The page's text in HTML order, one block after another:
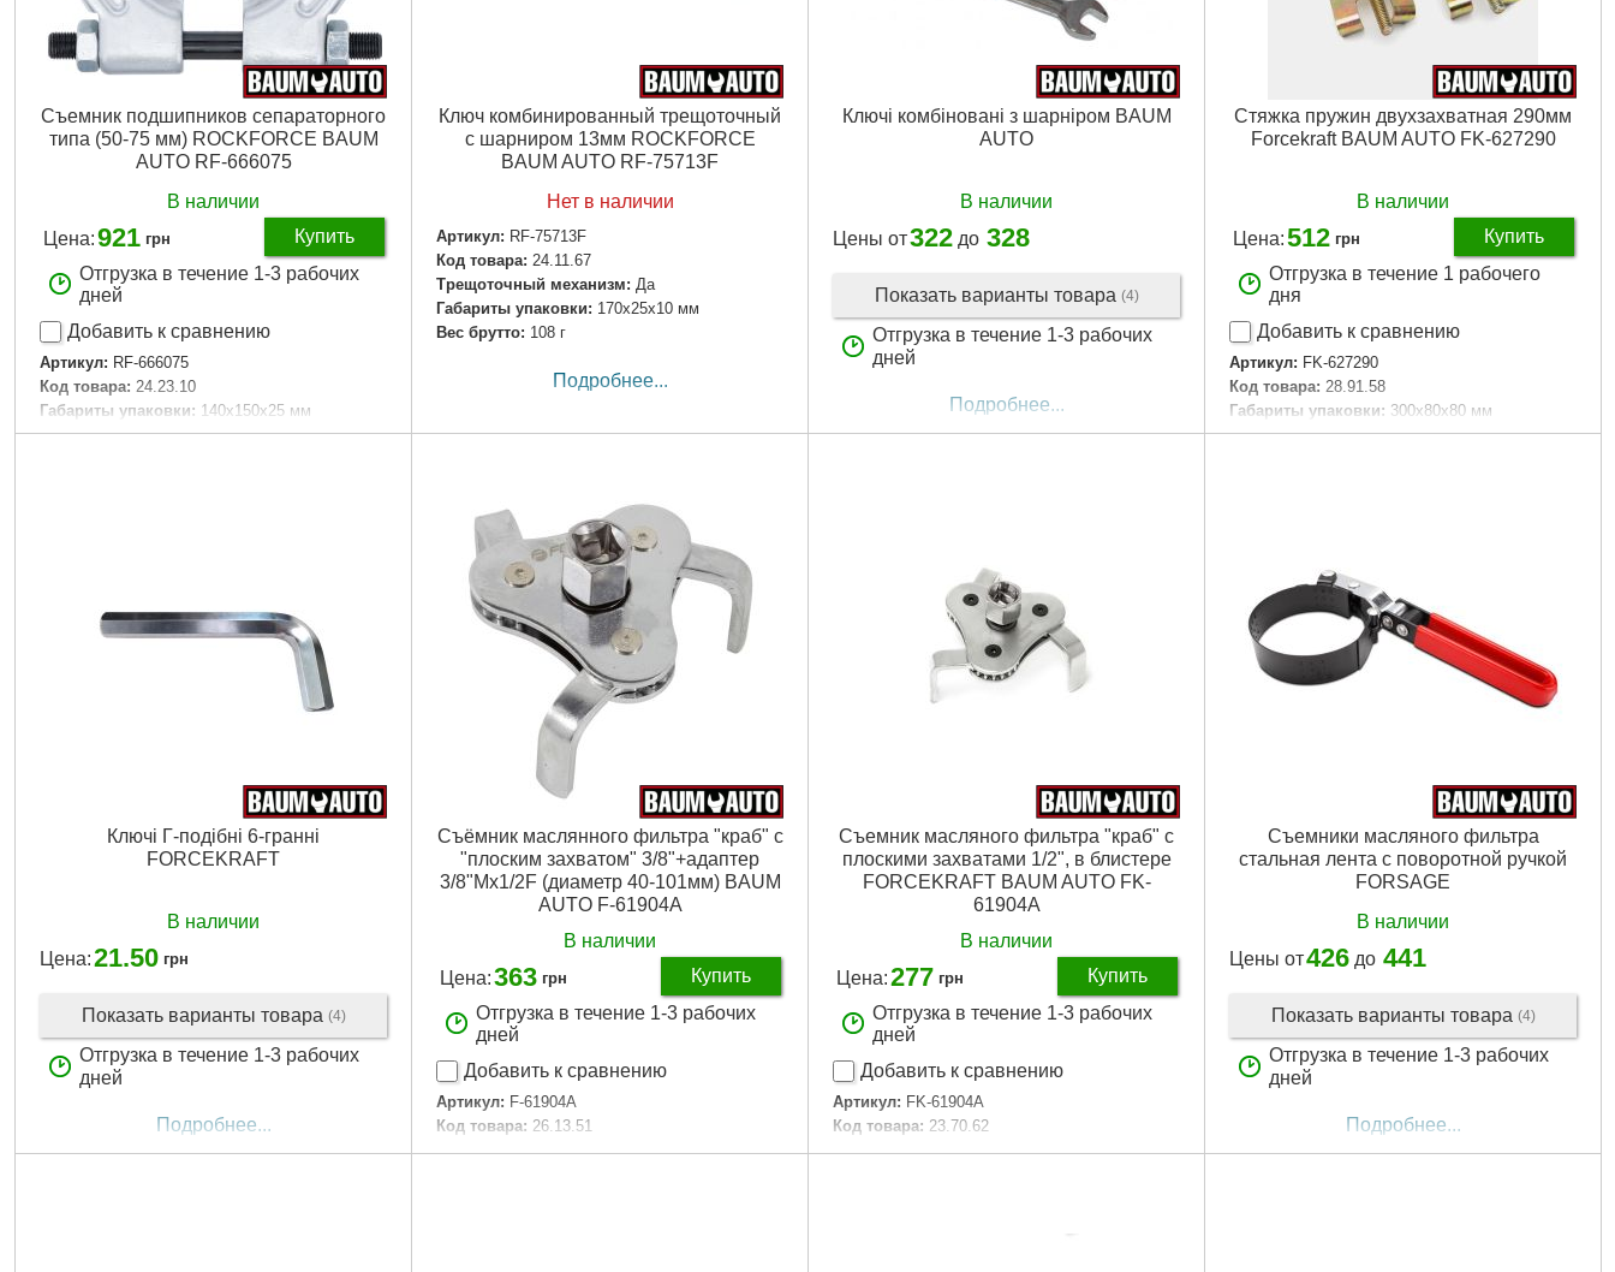
Съемник подшипников сепараторного
типа (50-75 мм) ROCKFORCE BAUM
AUTO RF-666075
В наличии
Цена:921 грн
Купить
Отгрузка в течение 1-3 рабочих
дней
Добавить к сравнению
Артикул: RF-666075
Код товара: 24.23.10
Габариты упаковки: 140x150x25 мм
Вес брутто: 1,400 г
Ключ комбинированный трещоточный
с шарниром 13мм ROCKFORCE
BAUM AUTO RF-75713F
Нет в наличии
Артикул: RF-75713F
Код товара: 24.11.67
Трещоточный механизм: Да
Габариты упаковки: 170x25x10 мм
Вес брутто: 108 г
Подробнее...
Ключі комбіновані з шарніром BAUM
AUTO
В наличии
Цены от322 до 328
Показать варианты товара (4)
Отгрузка в течение 1-3 рабочих
дней
Подробнее...
Стяжка пружин двухзахватная 290мм
Forcekraft BAUM AUTO FK-627290
В наличии
Цена:512 грн
Купить
Отгрузка в течение 1 рабочего
дня
Добавить к сравнению
Артикул: FK-627290
Код товара: 28.91.58
Габариты упаковки: 300x80x80 мм
Вес брутто: 1,150 г
Ключі Г-подібні 6-гранні
FORCEKRAFT
В наличии
Цена:21.50 грн
Показать варианты товара (4)
Отгрузка в течение 1-3 рабочих
дней
Подробнее...
Съёмник маслянного фильтра "краб" с
"плоским захватом" 3/8"+адаптер
3/8"Мх1/2F (диаметр 40-101мм) BAUM
AUTO F-61904A
В наличии
Цена:363 грн
Купить
Отгрузка в течение 1-3 рабочих
дней
Добавить к сравнению
Артикул: F-61904A
Код товара: 26.13.51
Габариты упаковки: 164x110x70 мм
Съемник масляного фильтра "краб" с
плоскими захватами 1/2", в блистере
FORCEKRAFT BAUM AUTO FK-
61904A
В наличии
Цена:277 грн
Купить
Отгрузка в течение 1-3 рабочих
дней
Добавить к сравнению
Артикул: FK-61904A
Код товара: 23.70.62
Размер: 1/2"
Съемники масляного фильтра
стальная лента с поворотной ручкой
FORSAGE
В наличии
Цены от426 до 441
Показать варианты товара (4)
Отгрузка в течение 1-3 рабочих
дней
Подробнее...